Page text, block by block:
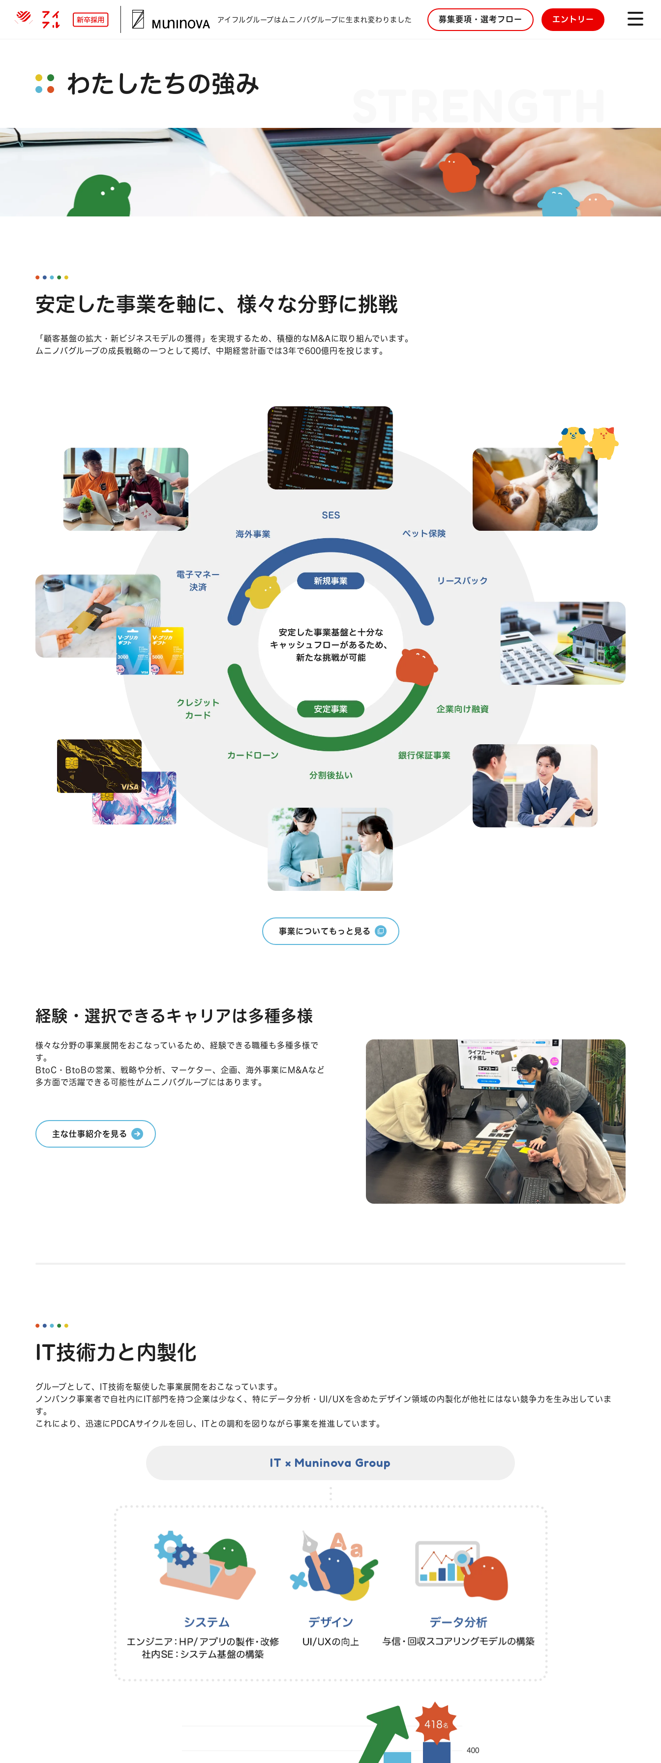
アイフルグループはムニノバグループに生まれ変わりました 募集要項・選考フロー エントリー
わたしたちの強み
安定した事業を軸に、 様々な分野に挑戦
「顧客基盤の拡大・新ビジネスモデルの獲得」を実現するため、積極的なM&Aに取り組んでいます。
ムニノバグループの成長戦略の一つとして掲げ、中期経営計画では3年で600億円を投じます。
事業についてもっと見る
経験・選択できるキャリアは多種多様
様々な分野の事業展開をおこなっているため、経験できる職種も多種多様で
す。
BtoC・BtoBの営業、戦略や分析、マーケター、企画、海外事業にM&Aなど
多方面で活躍できる可能性がムニノバグループにはあります。
主な仕事紹介を見る
IT技術力と内製化
グループとして、IT技術を駆使した事業展開をおこなっています。
ノンバンク事業者で自社内にIT部門を持つ企業は少なく、特にデータ分析・UI/UXを含めたデザイン領域の内製化が他社にはない競争力を生み出していま
す。
これにより、迅速にPDCAサイクルを回し、ITとの調和を図りながら事業を推進しています。
IT × Muninova Group